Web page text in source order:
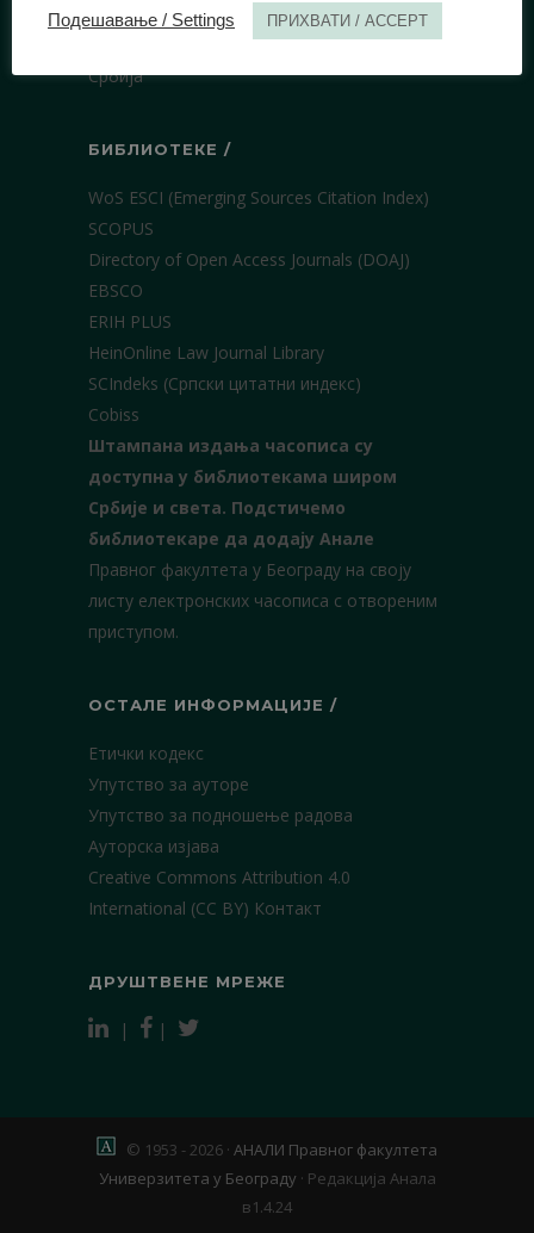
Булевар краља Александра 67
Србија
БИБЛИОТЕКЕ /
WoS ESCI (Emerging Sources Citation Index)
SCOPUS
Directory of Open Access Journals (DOAJ)
EBSCO
ERIH PLUS
HeinOnline Law Journal Library
SCIndeks (Српски цитатни индекс)
Cobiss
Штампана издања часописа су
доступна у библиотекама широм
Србије и света. Подстичемо
библиотекаре да додају Анале
Правног факултета у Београду на своју
листу електронских часописа с отвореним
приступом.
ОСТАЛЕ ИНФОРМАЦИЈЕ /
Етички кодекс
Упутство за ауторе
Упутство за подношење радова
Ауторска изјава
Creative Commons Attribution 4.0
International (CC BY) Контакт
ДРУШТВЕНЕ МРЕЖЕ
| |
© 1953 - 2026 · АНАЛИ Правног факултета
Универзитета у Београду · Редакција Анала
в1.4.24
Подешавање / Settings ПРИХВАТИ / ACCEPT